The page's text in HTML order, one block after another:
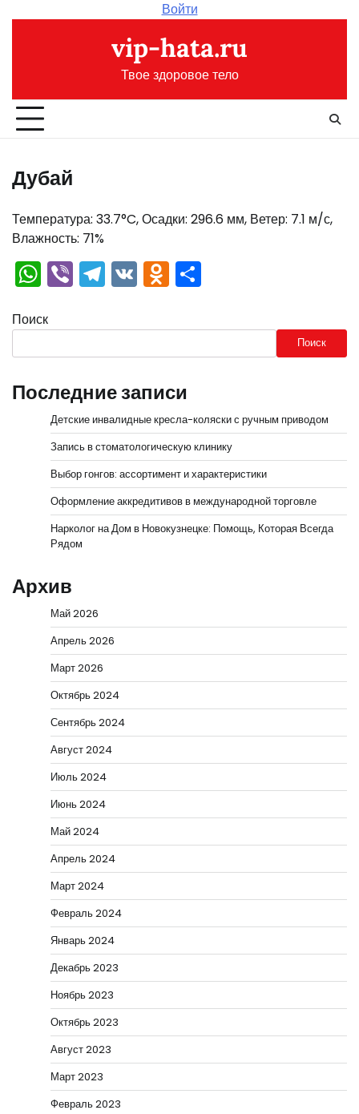
Войти
vip-hata.ru
Твое здоровое тело
Дубай
Температура: 33.7°C, Осадки: 296.6 мм, Ветер: 7.1 м/с,
Влажность: 71%
WhatsApp
ViberTelegram
VKOdnoklassniki
Поиск
Поиск
Последние записи
Детские инвалидные кресла-коляски с ручным приводом
Запись в стоматологическую клинику
Выбор гонгов: ассортимент и характеристики
Оформление аккредитивов в международной торговле
Нарколог на Дом в Новокузнецке: Помощь, Которая Всегда
Рядом
Архив
Май 2026
Апрель 2026
Март 2026
Октябрь 2024
Сентябрь 2024
Август 2024
Июль 2024
Июнь 2024
Май 2024
Апрель 2024
Март 2024
Февраль 2024
Январь 2024
Декабрь 2023
Ноябрь 2023
Октябрь 2023
Август 2023
Март 2023
Февраль 2023